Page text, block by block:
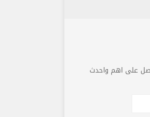
على اهم واحدث